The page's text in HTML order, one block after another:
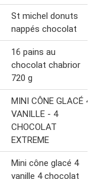
St michel donuts
nappés chocolat
16 pains au
chocolat chabrior
720 g
MINI CÔNE GLACÉ 4
VANILLE - 4
CHOCOLAT
EXTREME
Mini cône glacé 4
vanille 4 chocolat